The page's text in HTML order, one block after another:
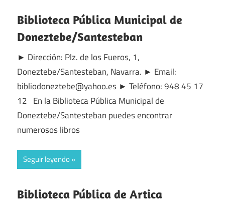
Biblioteca Pública Municipal de
Doneztebe/Santesteban
► Dirección: Plz. de los Fueros, 1,
Doneztebe/Santesteban, Navarra. ► Email:
bibliodoneztebe@yahoo.es ► Teléfono: 948 45 17
12 En la Biblioteca Pública Municipal de
Doneztebe/Santesteban puedes encontrar
numerosos libros
Seguir leyendo
Biblioteca Pública de Artica